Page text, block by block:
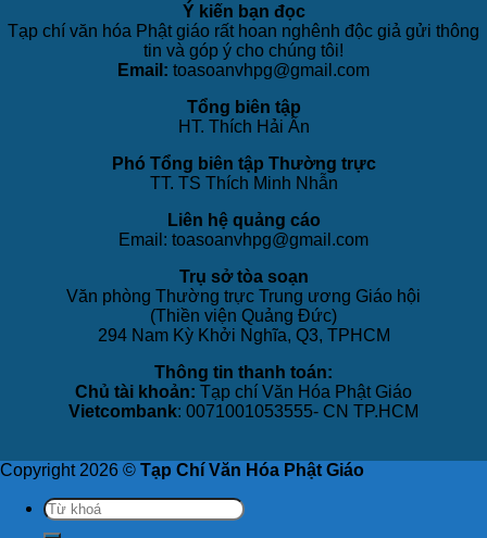
Ý kiến bạn đọc
Tạp chí văn hóa Phật giáo rất hoan nghênh độc giả gửi thông
tin và góp ý cho chúng tôi!
Email: toasoanvhpg@gmail.com
Tổng biên tập
HT. Thích Hải Ấn
Phó Tổng biên tập Thường trực
TT. TS Thích Minh Nhẫn
Liên hệ quảng cáo
Email: toasoanvhpg@gmail.com
Trụ sở tòa soạn
Văn phòng Thường trực Trung ương Giáo hội
(Thiền viện Quảng Đức)
294 Nam Kỳ Khởi Nghĩa, Q3, TPHCM
Thông tin thanh toán:
Chủ tài khoản: Tạp chí Văn Hóa Phật Giáo
Vietcombank: 0071001053555- CN TP.HCM
Copyright 2026 © Tạp Chí Văn Hóa Phật Giáo